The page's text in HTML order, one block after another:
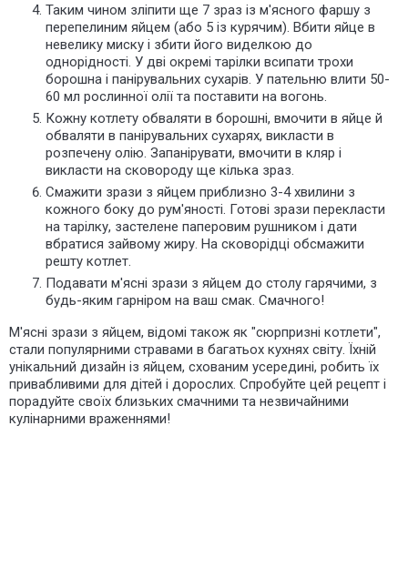
Таким чином зліпити ще 7 зраз із м'ясного фаршу з
перепелиним яйцем (або 5 із курячим). Вбити яйце в
невелику миску і збити його виделкою до
однорідності. У дві окремі тарілки всипати трохи
борошна і панірувальних сухарів. У пательню влити 50-
60 мл рослинної олії та поставити на вогонь.
Кожну котлету обваляти в борошні, вмочити в яйце й
обваляти в панірувальних сухарях, викласти в
розпечену олію. Запанірувати, вмочити в кляр і
викласти на сковороду ще кілька зраз.
Смажити зрази з яйцем приблизно 3-4 хвилини з
кожного боку до рум'яності. Готові зрази перекласти
на тарілку, застелене паперовим рушником і дати
вбратися зайвому жиру. На сковорідці обсмажити
решту котлет.
Подавати м'ясні зрази з яйцем до столу гарячими, з
будь-яким гарніром на ваш смак. Смачного!
М'ясні зрази з яйцем, відомі також як "сюрпризні котлети",
стали популярними стравами в багатьох кухнях світу. Їхній
унікальний дизайн із яйцем, схованим усередині, робить їх
привабливими для дітей і дорослих. Спробуйте цей рецепт і
порадуйте своїх близьких смачними та незвичайними
кулінарними враженнями!